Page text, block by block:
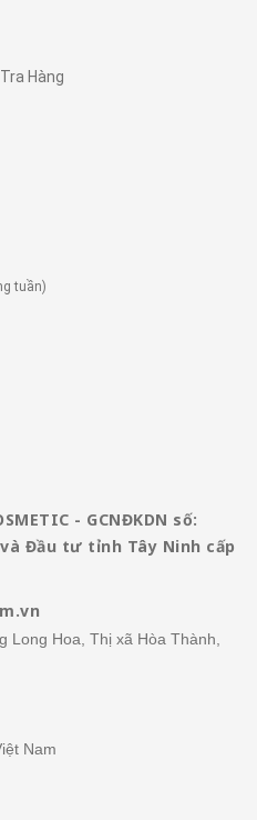
Hàng
tuần)
- GCNĐKDN số:
và Đầu tư tỉnh Tây Ninh cấp
Hoa, Thị xã Hòa Thành,
Nam